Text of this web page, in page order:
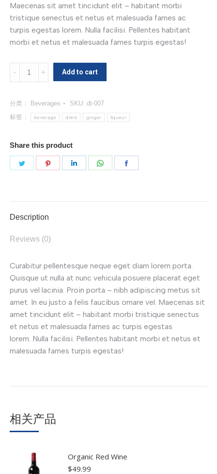
Maecenas sit amet tincidunt elit – habitant morbi
tristique senectus et netus et malesuada fames ac
turpis egestas lorem. Nulla facilisi. Pellentes habitant
morbi et netus et malesuada fames turpis egestas!
Ginger
Liqueur
量
Add to cart
分类： Beverages SKU: dt-007
标签：
beverage drink ginger liqueur
Share this product
Description
Reviews (0)
Curabitur pellentesque neque eget diam lorem porta.
Quisque ut nulla at nunc vehicula posuere placerat eget
purus vel lacinia. Proin porta – nibh adipiscing metus sit
amet. In eu justo a felis faucibus ornare vel. Maecenas sit
amet tincidunt elit – habitant morbi tristique senectus
et netus et malesuada fames ac turpis egestas
lorem. Nulla facilisi. Pellentes habitant morbi et netus et
malesuada fames turpis egestas!
相关产品
Organic Red Wine
$49.99